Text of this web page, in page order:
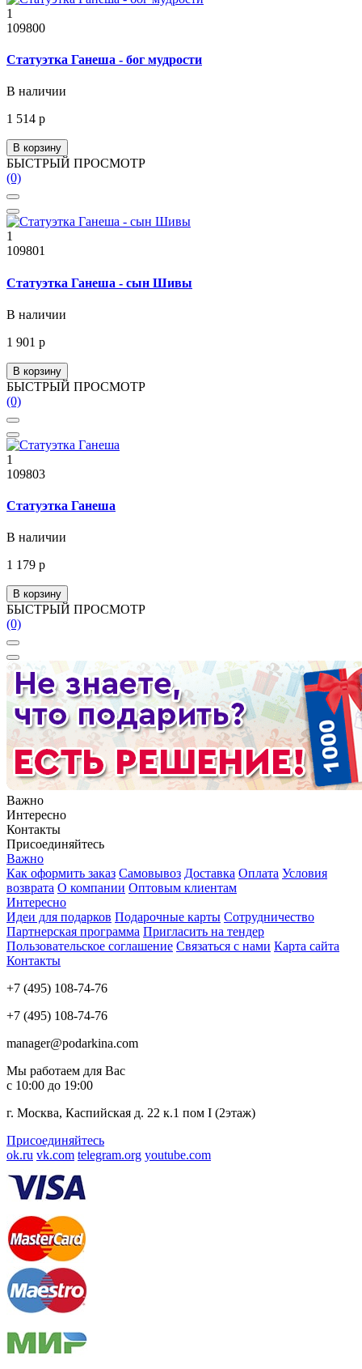
1
109800
Статуэтка Ганеша - бог мудрости
В наличии
1 514 р
В корзину
БЫСТРЫЙ ПРОСМОТР
(0)
1
109801
Статуэтка Ганеша - сын Шивы
В наличии
1 901 р
В корзину
БЫСТРЫЙ ПРОСМОТР
(0)
1
109803
Статуэтка Ганеша
В наличии
1 179 р
В корзину
БЫСТРЫЙ ПРОСМОТР
(0)
Важно
Интересно
Контакты
Присоединяйтесь
Важно
Как оформить заказ Самовывоз Доставка Оплата Условия
возврата О компании Оптовым клиентам
Интересно
Идеи для подарков Подарочные карты Сотрудничество
Партнерская программа Пригласить на тендер
Пользовательское соглашение Связаться с нами Карта сайта
Контакты
+7 (495) 108-74-76
+7 (495) 108-74-76
manager@podarkina.com
Мы работаем для Вас
с 10:00 до 19:00
г. Москва, Каспийская д. 22 к.1 пом I (2этаж)
Присоединяйтесь
ok.ru vk.com telegram.org youtube.com